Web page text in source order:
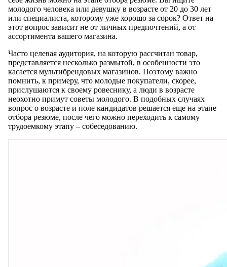
молодого человека или девушку в возрасте от 20 до 30 лет
или специалиста, которому уже хорошо за сорок? Ответ на
этот вопрос зависит не от личных предпочтений, а от
ассортимента вашего магазина.
Часто целевая аудитория, на которую рассчитан товар,
представляется несколько размытой, в особенности это
касается мультибрендовых магазинов. Поэтому важно
помнить, к примеру, что молодые покупатели, скорее,
прислушаются к своему ровеснику, а люди в возрасте
неохотно примут советы молодого. В подобных случаях
вопрос о возрасте и поле кандидатов решается еще на этапе
отбора резюме, после чего можно переходить к самому
трудоемкому этапу – собеседованию.